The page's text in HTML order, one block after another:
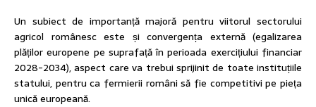
Un subiect de importanță majoră pentru viitorul sectorului
agricol românesc este și convergența externă (egalizarea
plăților europene pe suprafață în perioada exercițiului financiar
2028-2034), aspect care va trebui sprijinit de toate instituțiile
statului, pentru ca fermierii români să fie competitivi pe pieța
unică europeană.